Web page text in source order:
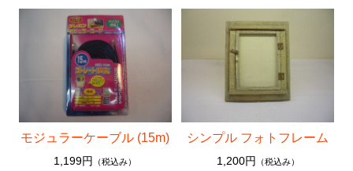
モジュラーケーブル (15m)
1,199円 （税込み）
シンプル フォトフレーム
1,200円 （税込み）